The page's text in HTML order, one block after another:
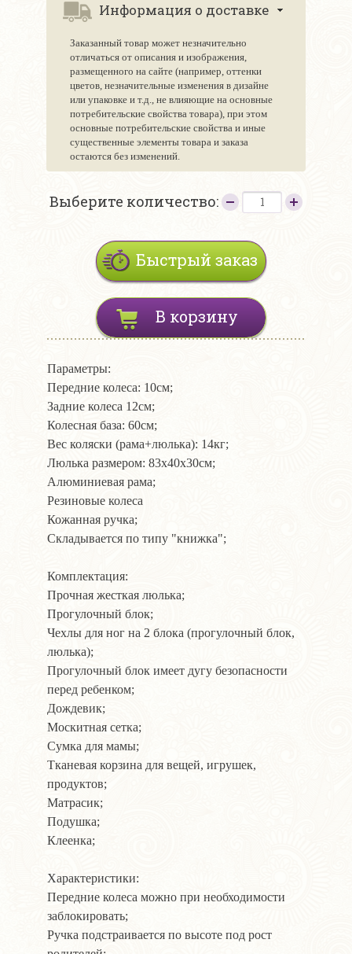
Информация о доставке
Заказанный товар может незначительно
отличаться от описания и изображения,
размещенного на сайте (например, оттенки
цветов, незначительные изменения в дизайне
или упаковке и т.д., не влияющие на основные
потребительские свойства товара), при этом
основные потребительские свойства и иные
существенные элементы товара и заказа
остаются без изменений.
Выберите количество:
Быстрый заказ
В корзину
Параметры:
Передние колеса: 10см;
Задние колеса 12см;
Колесная база: 60см;
Вес коляски (рама+люлька): 14кг;
Люлька размером: 83х40х30см;
Алюминиевая рама;
Резиновые колеса
Кожанная ручка;
Складывается по типу "книжка";
Комплектация:
Прочная жесткая люлька;
Прогулочный блок;
Чехлы для ног на 2 блока (прогулочный блок,
люлька);
Прогулочный блок имеет дугу безопасности
перед ребенком;
Дождевик;
Москитная сетка;
Сумка для мамы;
Тканевая корзина для вещей, игрушек,
продуктов;
Матрасик;
Подушка;
Клеенка;
Характеристики:
Передние колеса можно при необходимости
заблокировать;
Ручка подстраивается по высоте под рост